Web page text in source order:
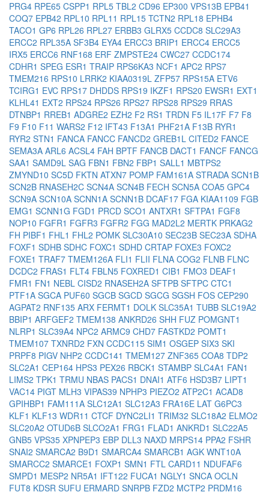
PRG4 RPE65 CSPP1 RPL5 TBL2 CD96 EP300 VPS13B EPB41
COQ7 EPB42 RPL10 RPL11 RPL15 TCTN2 RPL18 EPHB4
TACO1 GP6 RPL26 RPL27 ERBB3 GLRX5 CCDC8 SLC29A3
ERCC2 RPL35A SF3B4 EYA4 ERCC3 BRIP1 ERCC4 ERCC5
IRX5 ERCC6 RNF168 ERF ZMPSTE24 CWC27 CCDC174
CDHR1 SPEG ESR1 TRAIP RPS6KA3 NCF1 APC2 RPS7
TMEM216 RPS10 LRRK2 KIAA0319L ZFP57 RPS15A ETV6
TCIRG1 EVC RPS17 DHDDS RPS19 IKZF1 RPS20 EWSR1 EXT1
KLHL41 EXT2 RPS24 RPS26 RPS27 RPS28 RPS29 RRAS
DTNBP1 RREB1 ADGRE2 EZH2 F2 RS1 TRDN F5 IL17F F7 F8
F9 F10 F11 WARS2 F12 IFT43 F13A1 PHF21A F13B RYR1
RYR2 STN1 FANCA FANCC FANCD2 GREB1L CITED2 FANCE
SEMA3A ARL6 ACSL4 FAH BPTF FANCB DACT1 FANCF FANCG
SAA1 SAMD9L SAG FBN1 FBN2 FBP1 SALL1 MBTPS2
ZMYND10 SC5D FKTN ATXN7 POMP FAM161A STRADA SCN1B
SCN2B RNASEH2C SCN4A SCN4B FECH SCN5A COA5 GPC4
SCN9A SCN10A SCNN1A SCNN1B DCAF17 FGA KIAA1109 FGB
EMG1 SCNN1G FGD1 PRCD SCO1 ANTXR1 SFTPA1 FGF8
NOP10 FGFR1 FGFR3 FGFR2 FGG MAD2L2 MERTK PRKAG2
FH PIBF1 FHL1 FHL2 POMK SLC30A10 SEC23B SEC23A SDHA
FOXF1 SDHB SDHC FOXC1 SDHD CRTAP FOXE3 FOXC2
FOXE1 TRAF7 TMEM126A FLI1 FLII FLNA COG2 FLNB FLNC
DCDC2 FRAS1 FLT4 FBLN5 FOXRED1 CIB1 FMO3 DEAF1
FMR1 FN1 NEBL CISD2 RNASEH2A SFTPB SFTPC CTC1
PTF1A SGCA PUF60 SGCB SGCD SGCG SGSH FOS CEP290
AGPAT2 RNF135 ARX FERMT1 DOLK SLC35A1 TUBB SLC19A2
BBIP1 ARFGEF2 TMEM138 ANKRD26 SHH FUZ POMGNT1
NLRP1 SLC39A4 NPC2 ARMC9 CHD7 FASTKD2 POMT1
TMEM107 TXNRD2 FXN CCDC115 SIM1 OSGEP SIX3 SKI
PRPF8 PIGV NHP2 CCDC141 TMEM127 ZNF365 COA8 TDP2
SLC2A1 CEP164 HPS3 PEX26 RBCK1 STAMBP SLC4A1 FAN1
LIMS2 TPK1 TRMU NBAS PACS1 DNAI1 ATF6 HSD3B7 LIPT1
VAC14 PIGT MLH3 VIPAS39 NPHP3 PIEZO2 ATP2C1 ACAD8
GPIHBP1 FAM111A SLC12A1 SLC12A3 FRA16E LAT G6PC3
KLF1 KLF13 WDR11 CTCF DYNC2LI1 TRIM32 SLC18A2 ELMO2
SLC20A2 OTUD6B SLCO2A1 FRG1 FLAD1 ANKRD1 SLC22A5
GNB5 VPS35 XPNPEP3 EBP DLL3 NAXD MRPS14 PPA2 FSHR
SNAI2 SMARCA2 B9D1 SMARCA4 SMARCB1 AGK WNT10A
SMARCC2 SMARCE1 FOXP1 SMN1 FTL CARD11 NDUFAF6
SMPD1 MESP2 NR5A1 IFT122 FUCA1 NGLY1 SNCA OCLN
FUT8 KDSR SUFU ERMARD SNRPB FZD2 MCTP2 PRDM16